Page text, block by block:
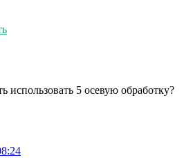
использовать 5 осевую обработку?